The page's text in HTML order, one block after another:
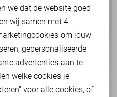
we dat de website goed
wij samen met 4
om jouw
gepersonaliseerde
advertenties aan te
welke cookies je
voor alle cookies, of